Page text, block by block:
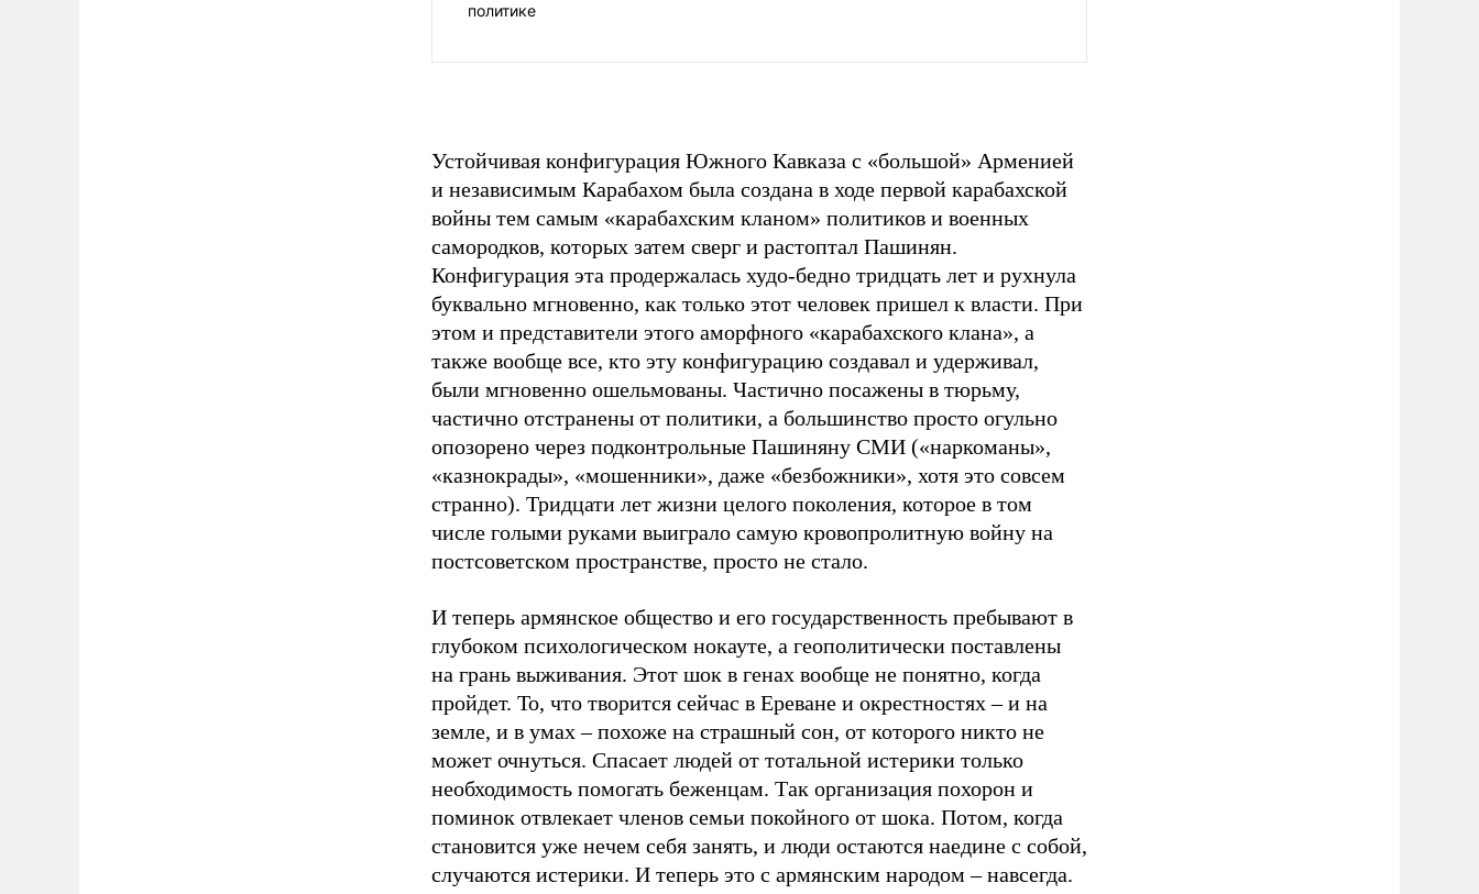
политике
Устойчивая конфигурация Южного Кавказа с «большой» Арменией
и независимым Карабахом была создана в ходе первой карабахской
войны тем самым «карабахским кланом» политиков и военных
самородков, которых затем сверг и растоптал Пашинян.
Конфигурация эта продержалась худо-бедно тридцать лет и рухнула
буквально мгновенно, как только этот человек пришел к власти. При
этом и представители этого аморфного «карабахского клана», а
также вообще все, кто эту конфигурацию создавал и удерживал,
были мгновенно ошельмованы. Частично посажены в тюрьму,
частично отстранены от политики, а большинство просто огульно
опозорено через подконтрольные Пашиняну СМИ («наркоманы»,
«казнокрады», «мошенники», даже «безбожники», хотя это совсем
странно). Тридцати лет жизни целого поколения, которое в том
числе голыми руками выиграло самую кровопролитную войну на
постсоветском пространстве, просто не стало.
И теперь армянское общество и его государственность пребывают в
глубоком психологическом нокауте, а геополитически поставлены
на грань выживания. Этот шок в генах вообще не понятно, когда
пройдет. То, что творится сейчас в Ереване и окрестностях – и на
земле, и в умах – похоже на страшный сон, от которого никто не
может очнуться. Спасает людей от тотальной истерики только
необходимость помогать беженцам. Так организация похорон и
поминок отвлекает членов семьи покойного от шока. Потом, когда
становится уже нечем себя занять, и люди остаются наедине с собой,
случаются истерики. И теперь это с армянским народом – навсегда.